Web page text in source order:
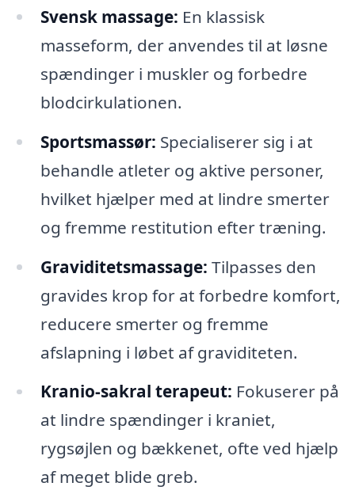
Svensk massage: En klassisk
masseform, der anvendes til at løsne
spændinger i muskler og forbedre
blodcirkulationen.
Sportsmassør: Specialiserer sig i at
behandle atleter og aktive personer,
hvilket hjælper med at lindre smerter
og fremme restitution efter træning.
Graviditetsmassage: Tilpasses den
gravides krop for at forbedre komfort,
reducere smerter og fremme
afslapning i løbet af graviditeten.
Kranio-sakral terapeut: Fokuserer på
at lindre spændinger i kraniet,
rygsøjlen og bækkenet, ofte ved hjælp
af meget blide greb.